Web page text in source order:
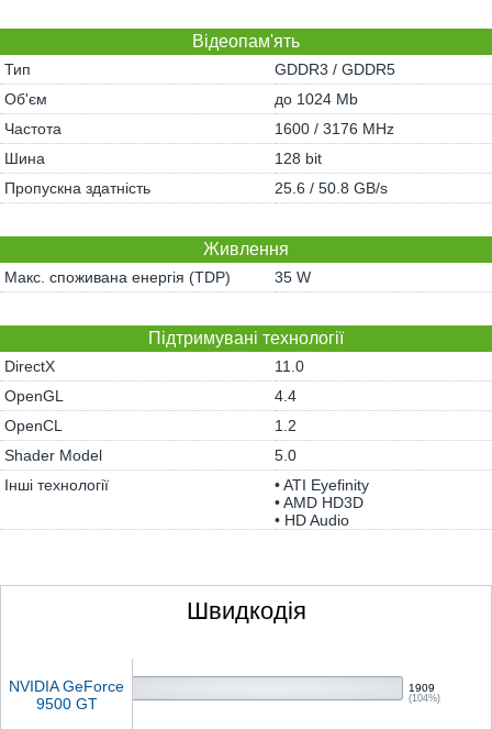
Відеопам'ять
Тип
GDDR3 / GDDR5
Об'єм
до 1024 Mb
Частота
1600 / 3176 MHz
Шина
128 bit
Пропускна здатність
25.6 / 50.8 GB/s
Живлення
Макс. споживана енергія (TDP) 35 W
Підтримувані технології
DirectX
11.0
OpenGL
4.4
OpenCL
1.2
Shader Model
5.0
Інші технології
• ATI Eyefinity
• AMD HD3D
• HD Audio
Швидкодія
NVIDIA GeForce
9500 GT
1909
(104%)